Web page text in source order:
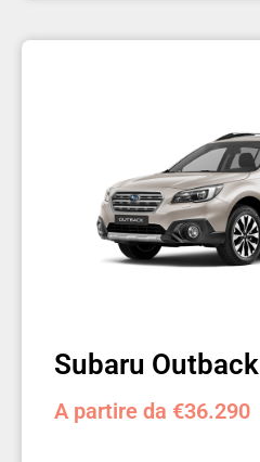
Subaru Outback
A partire da €36.290